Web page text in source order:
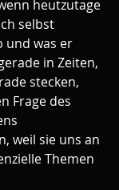
heutzutage
selbst
und was er
in Zeiten,
stecken,
Frage des
weil sie uns an
Themen